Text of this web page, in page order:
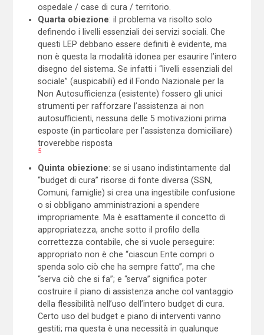
ospedale / case di cura / territorio.
Quarta obiezione: il problema va risolto solo
definendo i livelli essenziali dei servizi sociali. Che
questi LEP debbano essere definiti è evidente, ma
non è questa la modalità idonea per esaurire l’intero
disegno del sistema. Se infatti i “livelli essenziali del
sociale” (auspicabili) ed il Fondo Nazionale per la
Non Autosufficienza (esistente) fossero gli unici
strumenti per rafforzare l’assistenza ai non
autosufficienti, nessuna delle 5 motivazioni prima
esposte (in particolare per l’assistenza domiciliare)
troverebbe risposta
5
Quinta obiezione: se si usano indistintamente dal
“budget di cura” risorse di fonte diversa (SSN,
Comuni, famiglie) si crea una ingestibile confusione
o si obbligano amministrazioni a spendere
impropriamente. Ma è esattamente il concetto di
appropriatezza, anche sotto il profilo della
correttezza contabile, che si vuole perseguire:
appropriato non è che “ciascun Ente compri o
spenda solo ciò che ha sempre fatto”, ma che
“serva ciò che si fa”; e “serva” significa poter
costruire il piano di assistenza anche col vantaggio
della flessibilità nell’uso dell’intero budget di cura.
Certo uso del budget e piano di interventi vanno
gestiti; ma questa è una necessità in qualunque